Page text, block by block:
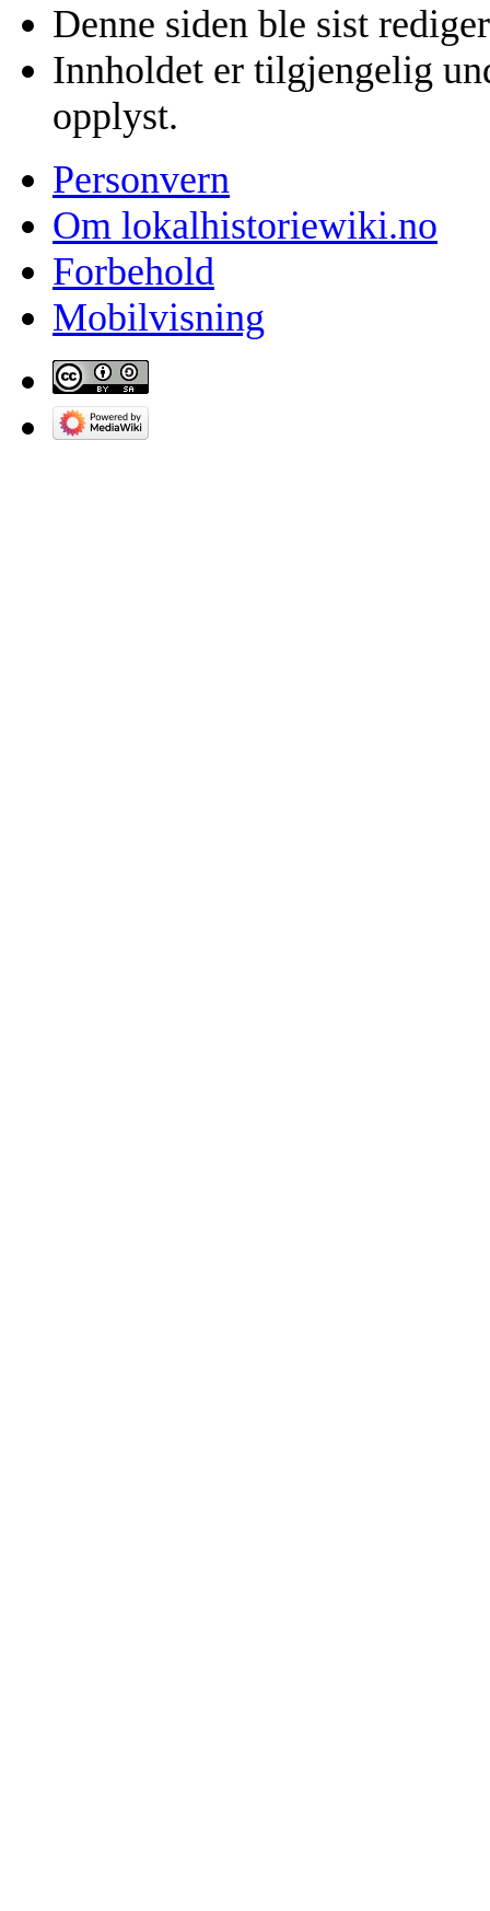
Denne siden ble sist
Innholdet er tilgjengelig
opplyst.
Personvern
Om lokalhistoriewiki.no
Forbehold
Mobilvisning